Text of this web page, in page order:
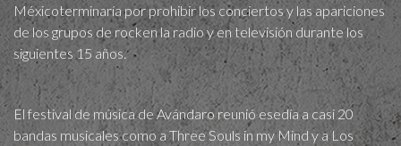
Méxicoterminaría por prohibir los conciertos y las apariciones
de los grupos de rocken la radio y en televisión durante los
siguientes 15 años.
El festival de música de Avándaro reunió esedía a casi 20
bandas musicales como a Three Souls in my Mind y a Los